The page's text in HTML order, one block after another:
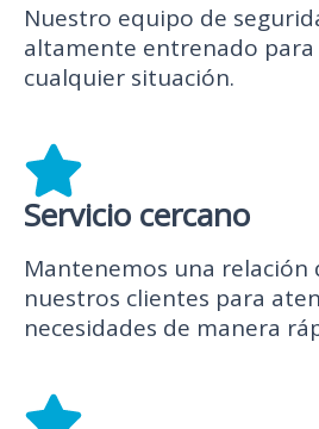
Nuestro equipo de
altamente entrenado
cualquier situación.
Servicio cercano
Mantenemos una relación
nuestros clientes para
necesidades de manera